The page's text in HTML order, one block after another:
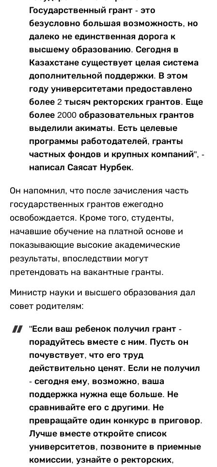
Государственный грант - это
безусловно большая возможность, но
далеко не единственная дорога к
высшему образованию. Сегодня в
Казахстане существует целая система
дополнительной поддержки. В этом
году университетами предоставлено
более 2 тысяч ректорских грантов. Еще
более 2000 образовательных грантов
выделили акиматы. Есть целевые
программы работодателей, гранты
частных фондов и крупных компаний", -
написал Саясат Нурбек.
Он напомнил, что после зачисления часть
государственных грантов ежегодно
освобождается. Кроме того, студенты,
начавшие обучение на платной основе и
показывающие высокие академические
результаты, впоследствии могут
претендовать на вакантные гранты.
Министр науки и высшего образования дал
совет родителям:
"Если ваш ребенок получил грант -
порадуйтесь вместе с ним. Пусть он
почувствует, что его труд
действительно ценят. Если не получил
- сегодня ему, возможно, ваша
поддержка нужна еще больше. Не
сравнивайте его с другими. Не
превращайте один конкурс в приговор.
Лучше вместе откройте список
университетов, позвоните в приемные
комиссии, узнайте о ректорских,